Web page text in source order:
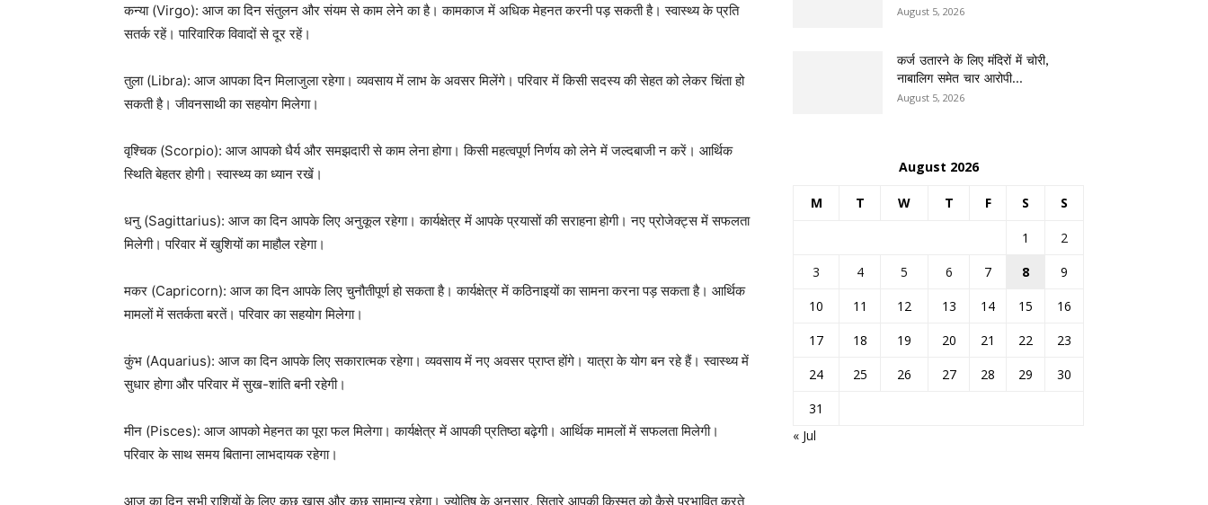
कन्या (Virgo): आज का दिन संतुलन और संयम से काम लेने का है। कामकाज में अधिक मेहनत करनी पड़ सकती है। स्वास्थ्य के प्रति
सतर्क रहें। पारिवारिक विवादों से दूर रहें।
तुला (Libra): आज आपका दिन मिलाजुला रहेगा। व्यवसाय में लाभ के अवसर मिलेंगे। परिवार में किसी सदस्य की सेहत को लेकर चिंता हो
सकती है। जीवनसाथी का सहयोग मिलेगा।
वृश्चिक (Scorpio): आज आपको धैर्य और समझदारी से काम लेना होगा। किसी महत्वपूर्ण निर्णय को लेने में जल्दबाजी न करें। आर्थिक
स्थिति बेहतर होगी। स्वास्थ्य का ध्यान रखें।
धनु (Sagittarius): आज का दिन आपके लिए अनुकूल रहेगा। कार्यक्षेत्र में आपके प्रयासों की सराहना होगी। नए प्रोजेक्ट्स में सफलता
मिलेगी। परिवार में खुशियों का माहौल रहेगा।
मकर (Capricorn): आज का दिन आपके लिए चुनौतीपूर्ण हो सकता है। कार्यक्षेत्र में कठिनाइयों का सामना करना पड़ सकता है। आर्थिक
मामलों में सतर्कता बरतें। परिवार का सहयोग मिलेगा।
कुंभ (Aquarius): आज का दिन आपके लिए सकारात्मक रहेगा। व्यवसाय में नए अवसर प्राप्त होंगे। यात्रा के योग बन रहे हैं। स्वास्थ्य में
सुधार होगा और परिवार में सुख-शांति बनी रहेगी।
मीन (Pisces): आज आपको मेहनत का पूरा फल मिलेगा। कार्यक्षेत्र में आपकी प्रतिष्ठा बढ़ेगी। आर्थिक मामलों में सफलता मिलेगी।
परिवार के साथ समय बिताना लाभदायक रहेगा।
आज का दिन सभी राशियों के लिए कुछ खास और कुछ सामान्य रहेगा। ज्योतिष के अनुसार, सितारे आपकी किस्मत को कैसे प्रभावित करते
August 5, 2026
कर्ज उतारने के लिए मंदिरों में चोरी,
नाबालिग समेत चार आरोपी...
August 5, 2026
August 2026
M T W T F S S
1
2
3
4 5 6 7 8
9
10
11 12 13 14 15
16
17
18 19 20 21 22
23
24
25 26 27 28 29
30
31
« Jul